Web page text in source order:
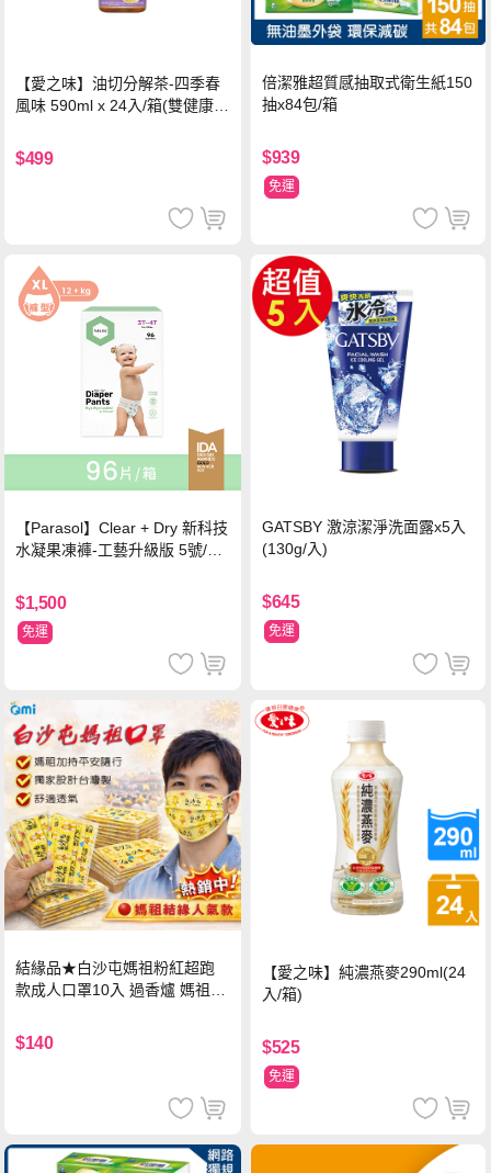
【愛之味】油切分解茶-四季春
風味 590ml x 24入/箱(雙健康認
$499
倍潔雅超質感抽取式衛生紙150
抽x84包/箱
$939
免運
【Parasol】Clear + Dry 新科技
水凝果凍褲-工藝升級版 5號/XL
$1,500
免運
GATSBY 激涼潔淨洗面露x5入
(130g/入)
$645
免運
結緣品★白沙屯媽祖粉紅超跑
款成人口罩10入 過香爐 媽祖加
$140
【愛之味】純濃燕麥290ml(24
入/箱)
$525
免運